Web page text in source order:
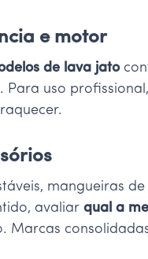
e motor
de lava jato
Para uso
mangueiras
avaliarqual a
Marcas